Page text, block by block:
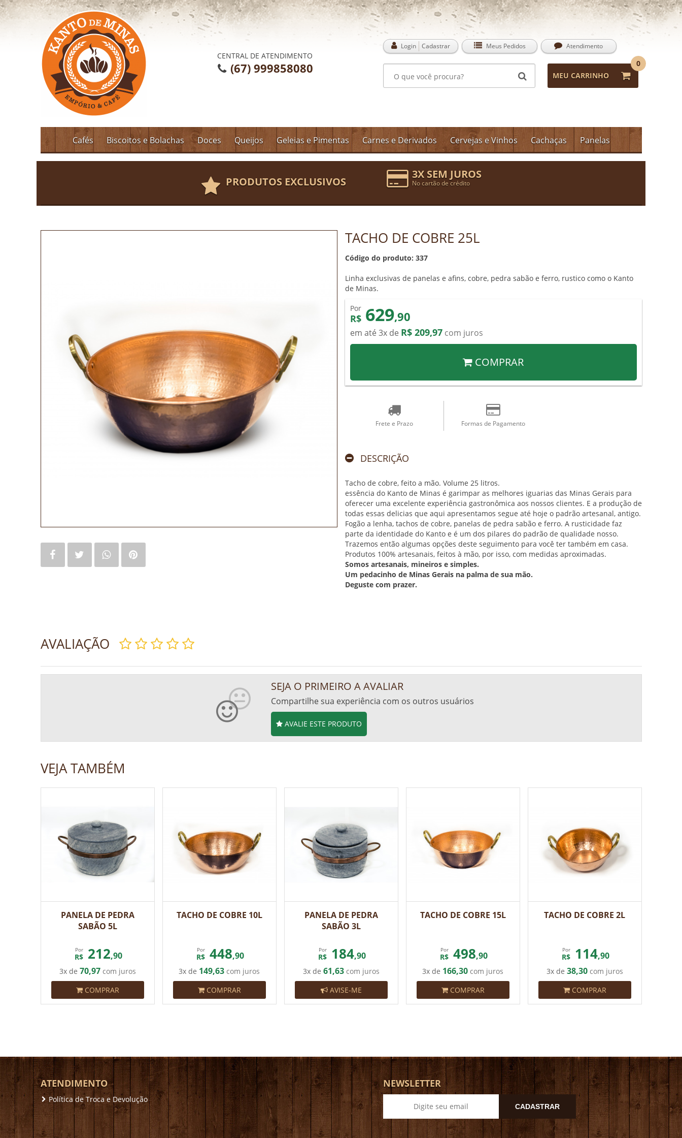
CENTRAL DE ATENDIMENTO
(67) 999858080
Login Cadastrar Meus Pedidos Atendimento
MEU CARRINHO
0
Cafés Biscoitos e Bolachas Doces Queijos Geleias e Pimentas Carnes e Derivados Cervejas e Vinhos Cachaças Panelas
PRODUTOS EXCLUSIVOS
3X SEM JUROS
No cartão de crédito
TACHO DE COBRE 25L
Código do produto: 337
Linha exclusivas de panelas e afins, cobre, pedra sabão e ferro, rustico como o Kanto
de Minas.
Por
R$ 629,90
em até 3x de R$ 209,97 com juros
COMPRAR
Frete e Prazo Formas de Pagamento
DESCRIÇÃO
Tacho de cobre, feito a mão. Volume 25 litros.
essência do Kanto de Minas é garimpar as melhores iguarias das Minas Gerais para
oferecer uma excelente experiência gastronômica aos nossos clientes. E a produção de
todas essas delicias que aqui apresentamos segue até hoje o padrão artesanal, antigo.
Fogão a lenha, tachos de cobre, panelas de pedra sabão e ferro. A rusticidade faz
parte da identidade do Kanto e é um dos pilares do padrão de qualidade nosso.
Trazemos então algumas opções deste seguimento para você ter também em casa.
Produtos 100% artesanais, feitos à mão, por isso, com medidas aproximadas.
Somos artesanais, mineiros e simples.
Um pedacinho de Minas Gerais na palma de sua mão.
Deguste com prazer.
AVALIAÇÃO
SEJA O PRIMEIRO A AVALIAR
Compartilhe sua experiência com os outros usuários
AVALIE ESTE PRODUTO
VEJA TAMBÉM
PANELA DE PEDRA
SABÃO 5L
Por
R$ 212,90
3x de 70,97com juros
COMPRAR
TACHO DE COBRE 10L
Por
R$ 448,90
3x de 149,63 com juros
COMPRAR
PANELA DE PEDRA
SABÃO 3L
Por
R$ 184,90
3x de 61,63com juros
AVISE-ME
TACHO DE COBRE 15L
Por
R$ 498,90
3x de 166,30 com juros
COMPRAR
TACHO DE COBRE 2L
Por
R$ 114,90
3x de 38,30com juros
COMPRAR
ATENDIMENTO
Política de Troca e Devolução
NEWSLETTER
CADASTRAR